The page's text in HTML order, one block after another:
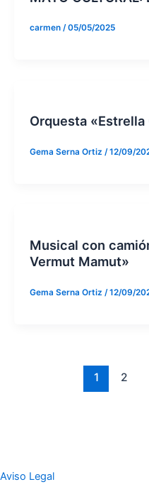
carmen /05/05/2025
Orquesta «Estrella
Gema Serna Ortiz /12/09/
Musical con
Vermut Mamut»
Gema Serna Ortiz /12/09/
1 2
Aviso Legal